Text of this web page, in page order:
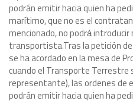
podrán emitir hacia quien ha
marítimo, que no es el
mencionado, no podrá́ introducir
transportista.Tras la petición
se ha acordado en la mesa de
cuando el Transporte Terrestre
representante), las ordenes de
podrán emitir hacia quien ha